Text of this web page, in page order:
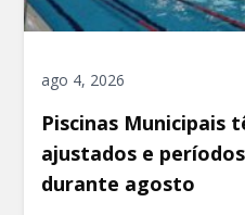
ago 4, 2026
Piscinas Municipais
ajustados e
durante agosto